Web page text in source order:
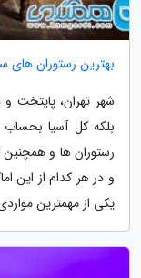
بهترین رستوران های
شهر تهران، پایتخت
بلکه کل آسیا
رستوران ها و
و در هر کدام از این
یکی از مهمترین